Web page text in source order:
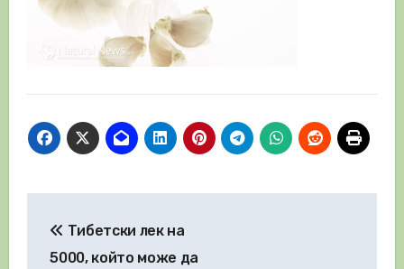
Тибетски лек на
5000, който може да